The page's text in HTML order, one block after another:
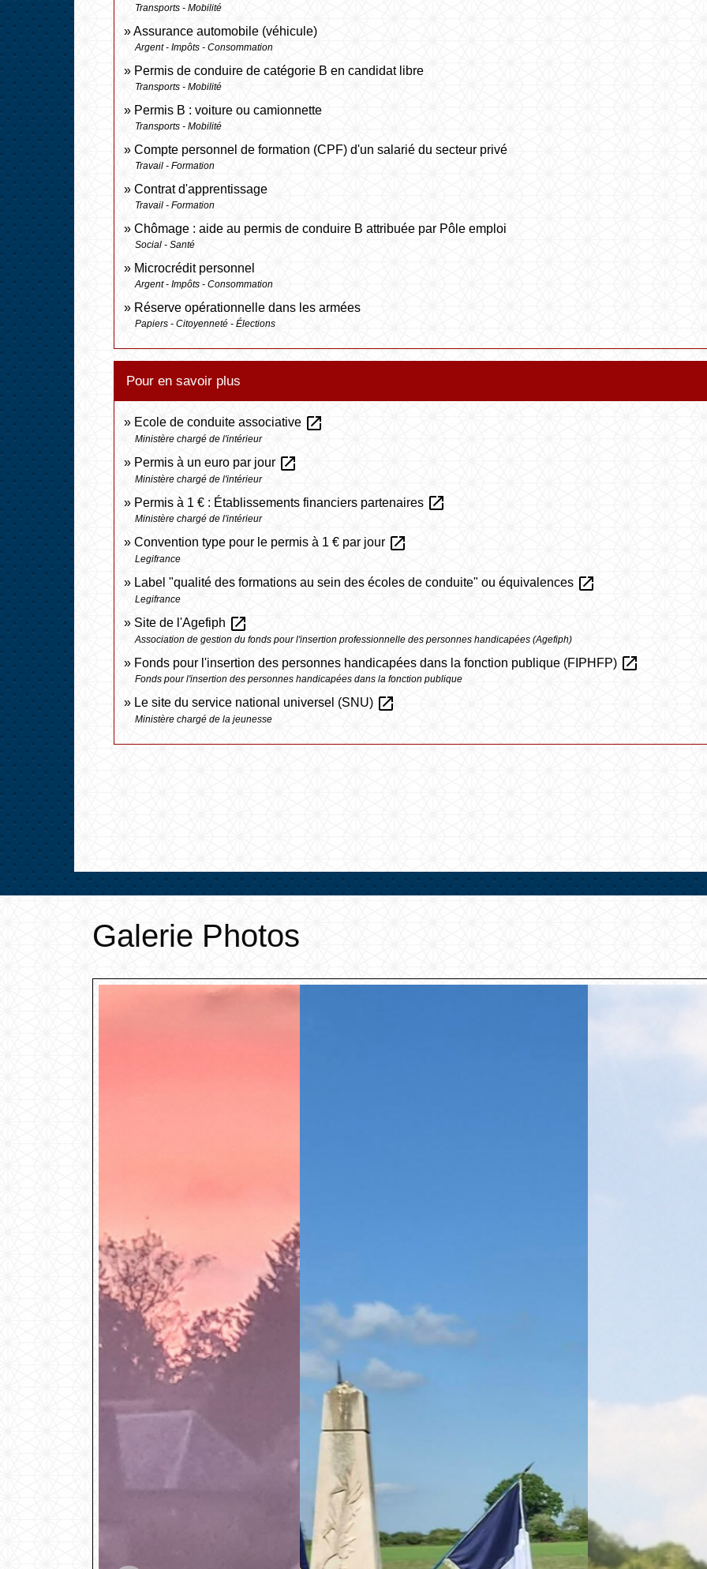
Transports - Mobilité
Assurance automobile (véhicule)
Argent - Impôts - Consommation
Permis de conduire de catégorie B en candidat libre
Transports - Mobilité
Permis B : voiture ou camionnette
Transports - Mobilité
Compte personnel de formation (CPF) d'un salarié du secteur privé
Travail - Formation
Contrat d'apprentissage
Travail - Formation
Chômage : aide au permis de conduire B attribuée par Pôle emploi
Social - Santé
Microcrédit personnel
Argent - Impôts - Consommation
Réserve opérationnelle dans les armées
Papiers - Citoyenneté - Élections
Pour en savoir plus
Ecole de conduite associative open_in_new
Ministère chargé de l'intérieur
Permis à un euro par jour open_in_new
Ministère chargé de l'intérieur
Permis à 1 € : Établissements financiers partenaires open_in_new
Ministère chargé de l'intérieur
Convention type pour le permis à 1 € par jour open_in_new
Legifrance
Label "qualité des formations au sein des écoles de conduite" ou équivalences open_in_new
Legifrance
Site de l'Agefiph open_in_new
Association de gestion du fonds pour l'insertion professionnelle des personnes handicapées (Agefiph)
Fonds pour l'insertion des personnes handicapées dans la fonction publique (FIPHFP) open_in_new
Fonds pour l'insertion des personnes handicapées dans la fonction publique
Le site du service national universel (SNU) open_in_new
Ministère chargé de la jeunesse
Galerie Photos